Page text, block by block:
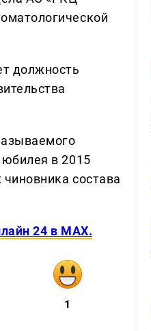
должность
юбилея в 2015
состава
24 в MAX.
1